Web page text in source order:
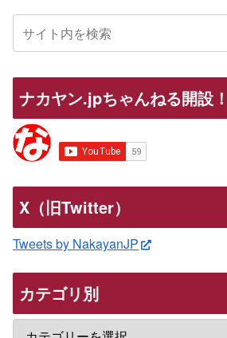
ナカヤン.jpちゃんねる開設！
X（旧Twitter）
Tweets by NakayanJP
カテゴリ別